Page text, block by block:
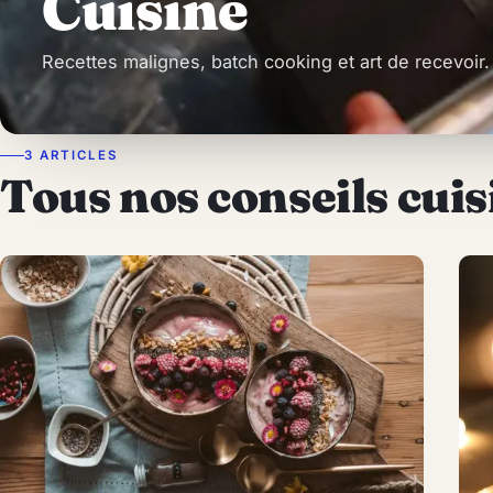
Recettes malignes, batch cooking et art de recevoir.
3 ARTICLES
Tous nos conseils